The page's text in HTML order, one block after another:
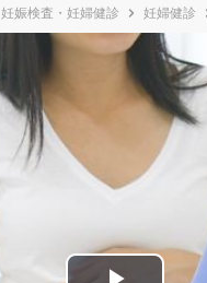
妊娠検査・妊婦健診 妊婦健診